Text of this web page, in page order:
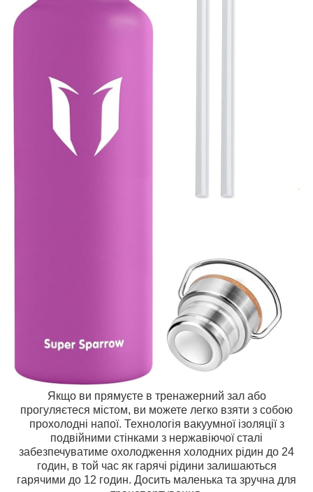
Якщо ви прямуєте в тренажерний зал або
прогуляєтеся містом, ви можете легко взяти з собою
прохолодні напої. Технологія вакуумної ізоляції з
подвійними стінками з нержавіючої сталі
забезпечуватиме охолодження холодних рідин до 24
годин, в той час як гарячі рідини залишаються
гарячими до 12 годин. Досить маленька та зручна для